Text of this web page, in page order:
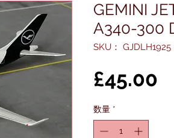
GEMINI
A340-300
SKU： GJDLH1925
£45.00
数量 *